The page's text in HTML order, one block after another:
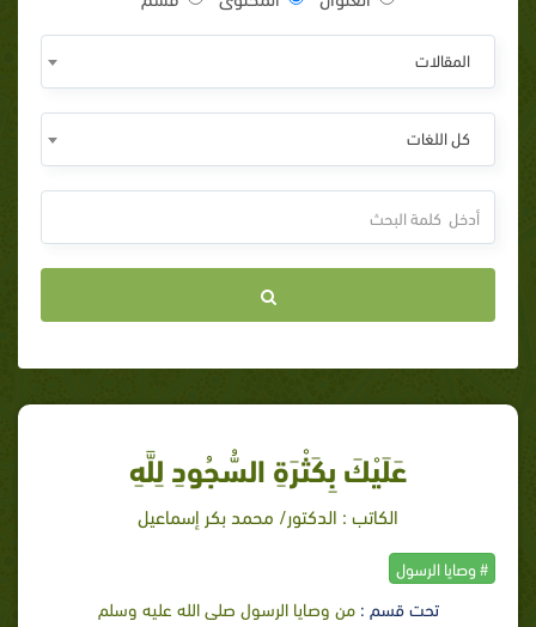
المقالات
كل اللغات
عَلَيْكَ بِكَثْرَةِ السُّجُودِ لِلَّهِ
الكاتب : الدكتور/ محمد بكر إسماعيل
# وصايا الرسول
تحت قسم :من وصايا الرسول صلى الله عليه وسلم